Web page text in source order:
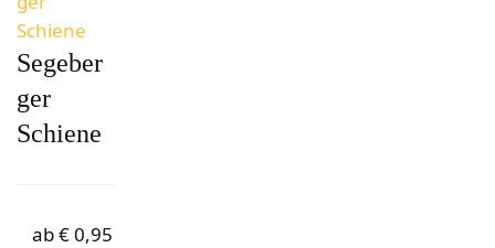
Segeber
ger
Schiene
ab€0,95